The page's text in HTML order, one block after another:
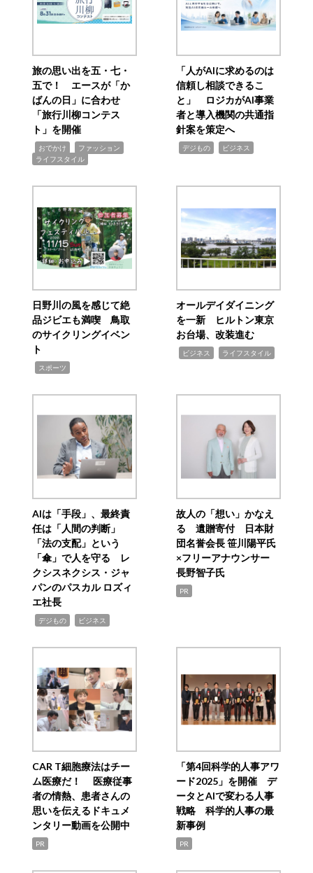
旅の思い出を五・七・
五で！ エースが「か
ばんの日」に合わせ
「旅行川柳コンテス
ト」を開催
おでかけ ファッション
ライフスタイル
「人がAIに求めるのは
信頼し相談できるこ
と」 ロジカがAI事業
者と導入機関の共通指
針案を策定へ
デジもの ビジネス
日野川の風を感じて絶
品ジビエも満喫 鳥取
のサイクリングイベン
ト
スポーツ
オールデイダイニング
を一新 ヒルトン東京
お台場、改装進む
ビジネス ライフスタイル
AIは「手段」、最終責
任は「人間の判断」
「法の支配」という
「傘」で人を守る レ
クシスネクシス・ジャ
パンのパスカル ロズィ
エ社長
デジもの ビジネス
故人の「想い」かなえ
る 遺贈寄付 日本財
団名誉会長 笹川陽平氏
×フリーアナウンサー
長野智子氏
PR
CAR T細胞療法はチー
ム医療だ！ 医療従事
者の情熱、患者さんの
思いを伝えるドキュメ
ンタリー動画を公開中
PR
「第4回科学的人事アワ
ード2025」を開催 デ
ータとAIで変わる人事
戦略 科学的人事の最
新事例
PR